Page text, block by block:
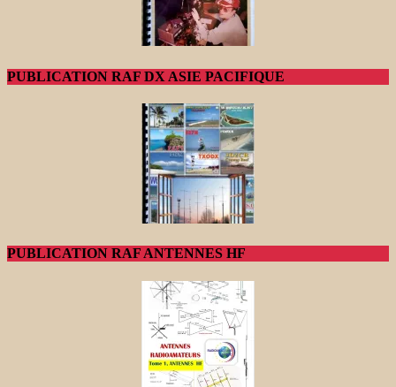
PUBLICATION RAF DX ASIE PACIFIQUE
PUBLICATION RAF ANTENNES HF